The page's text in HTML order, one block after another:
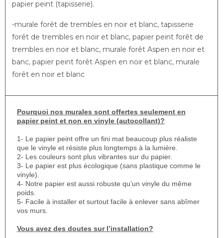
papier peint (tapisserie).
-murale forêt de trembles en noir et blanc, tapisserie
forêt de trembles en noir et blanc, papier peint forêt de
trembles en noir et blanc, murale forêt Aspen en noir et
banc, papier peint forêt Aspen en noir et blanc, murale
forêt en noir et blanc
Pourquoi nos murales sont offertes seulement en
papier peint et non en vinyle (autocollant)?
1- Le papier peint offre un fini mat beaucoup plus réaliste
que le vinyle et résiste plus longtemps à la lumière.
2- Les couleurs sont plus vibrantes sur du papier.
3- Le papier est plus écologique (sans plastique comme le
vinyle).
4- Notre papier est aussi robuste qu’un vinyle du même
poids.
5- Facile à installer et surtout facile à enlever sans abîmer
vos murs.
Vous avez des doutes sur l’installation?